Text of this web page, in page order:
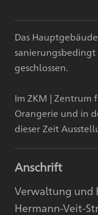
Das
geschlossen.
Im ZKM | Zentrum
Orangerie und in
dieser Zeit
Anschrift
Verwaltung und
Hermann-Veit-